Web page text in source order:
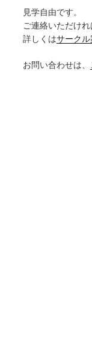
見学自由です。
ご連絡いただけれ
詳しくはサークル
お問い合わせは、